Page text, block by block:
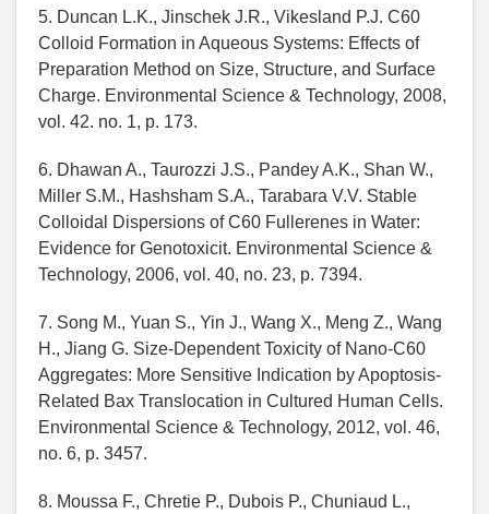
5. Duncan L.K., Jinschek J.R., Vikesland P.J. C60
Colloid Formation in Aqueous Systems: Effects of
Preparation Method on Size, Structure, and Surface
Charge. Environmental Science & Technology, 2008,
vol. 42. no. 1, p. 173.
6. Dhawan A., Taurozzi J.S., Pandey A.K., Shan W.,
Miller S.M., Hashsham S.A., Tarabara V.V. Stable
Colloidal Dispersions of C60 Fullerenes in Water:
Evidence for Genotoxicit. Environmental Science &
Technology, 2006, vol. 40, no. 23, p. 7394.
7. Song M., Yuan S., Yin J., Wang X., Meng Z., Wang
H., Jiang G. Size-Dependent Toxicity of Nano-C60
Aggregates: More Sensitive Indication by Apoptosis-
Related Bax Translocation in Cultured Human Cells.
Environmental Science & Technology, 2012, vol. 46,
no. 6, p. 3457.
8. Moussa F., Chretie P., Dubois P., Chuniaud L.,